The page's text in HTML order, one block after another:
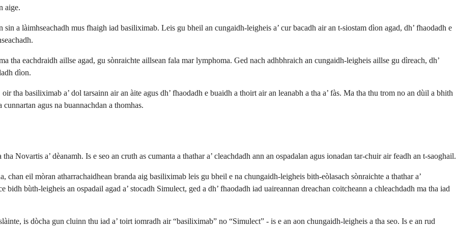
aige.
a làimhseachadh mus fhaigh iad basiliximab. Leis gu bheil an cungaidh-leigheis a’ cur bacadh air an t-siostam dìon agad, dh’ fhaodadh e
tha eachdraidh aillse agad, gu sònraichte aillsean fala mar lymphoma. Ged nach adhbhraich an cungaidh-leigheis aillse gu dìreach, dh’
dìon.
tha basiliximab a’ dol tarsainn air an àite agus dh’ fhaodadh e buaidh a thoirt air an leanabh a tha a’ fàs. Ma tha thu trom no an dùil a bhith
agus na buannachdan a thomhas.
Novartis a’ dèanamh. Is e seo an cruth as cumanta a thathar a’ cleachdadh ann an ospadalan agus ionadan tar-chuir air feadh an t-saoghail.
eil mòran atharrachaidhean branda aig basiliximab leis gu bheil e na chungaidh-leigheis bith-eòlasach sònraichte a thathar a’
bùth-leigheis an ospadail agad a’ stocadh Simulect, ged a dh’ fhaodadh iad uaireannan dreachan coitcheann a chleachdadh ma tha iad
is dòcha gun cluinn thu iad a’ toirt iomradh air “basiliximab” no “Simulect” - is e an aon chungaidh-leigheis a tha seo. Is e an rud